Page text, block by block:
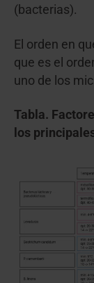
(bacterias).
El orden en
que es el
uno de los
Tabla.
los